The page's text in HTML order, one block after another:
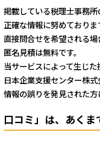
掲載している税理士事務
正確な情報に努めており
直接問合せを希望される場
匿名見積は無料です。
当サービスによって生じた
日本企業支援センター株
情報の誤りを発見された方
口コミ」は、あくま